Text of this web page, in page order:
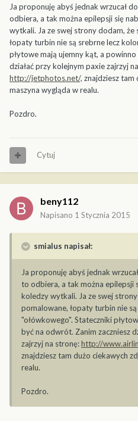
Ja proponuję abyś jednak wrzucał
odbiera, a tak można epilepsji się
wytkali. Ja ze swej strony dodam, że
łopaty turbin nie są srebrne lecz
płytowe mają ujemny kąt, a
działać przy kolejnym paxie zajrzyj
http://jetphotos.net/, znajdziesz tam
maszyna wygląda w realu.
Pozdro.
Cytuj
beny112
Napisano 1 Stycznia 2015
smialus napisał:
Ja proponuję abyś jednak
to odbiera, a tak można epilepsji
koledzy wytkali. Ja ze swej
pomalowane, łopaty turbin nie
"ołówkowego". Stateczniki
być na odwrót. Zanim zaczniesz
zajrzyj na stronę:http://
znajdziesz tam dużo ciekawych
realu.
Pozdro.